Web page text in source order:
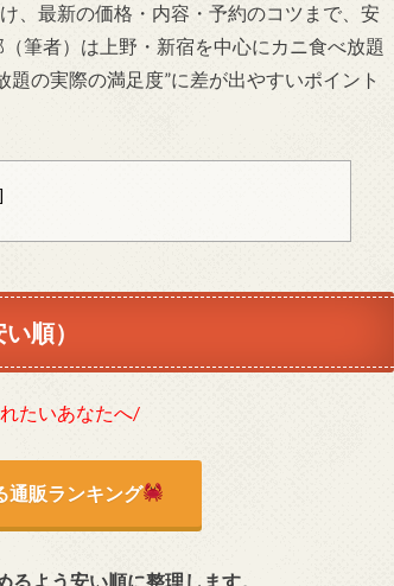
、最新の価格・内容・予約のコツまで、安
筆者）は上野・新宿を中心にカニ食べ放題
の実際の満足度”に差が出やすいポイント
]
順）
たいあなたへ/
通販ランキング
よう安い順に整理します。